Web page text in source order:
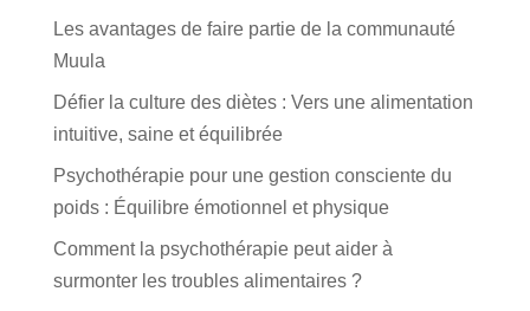
Les avantages de faire partie de la communauté
Muula
Défier la culture des diètes : Vers une alimentation
intuitive, saine et équilibrée
Psychothérapie pour une gestion consciente du
poids : Équilibre émotionnel et physique
Comment la psychothérapie peut aider à
surmonter les troubles alimentaires ?